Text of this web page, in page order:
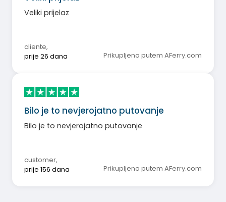
Veliki prijelaz
cliente,
prije 26 dana
Prikupljeno putem AFerry.com
Bilo je to nevjerojatno putovanje
Bilo je to nevjerojatno putovanje
customer,
prije 156 dana
Prikupljeno putem AFerry.com